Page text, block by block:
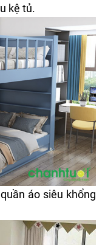
kệ tủ.
áo siêu khổng